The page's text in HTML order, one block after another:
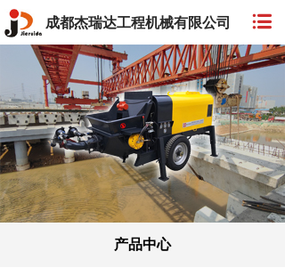
产品中心
成都杰瑞达工程机械有限公司